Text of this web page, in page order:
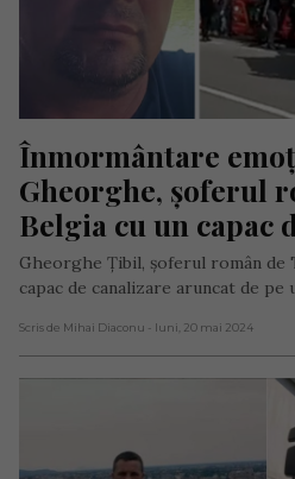
Înmormântare
Gheorghe, șoferul
Belgia cu un capac
Gheorghe Țibil, șoferul român de
capac de canalizare aruncat de pe
Scris de Mihai Diaconu - luni, 20 mai 2024